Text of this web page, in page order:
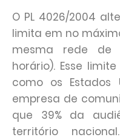
O PL 4026/2004
limita em no
mesma rede de
horário). Esse
como os Estados
empresa de
que 39% da
território